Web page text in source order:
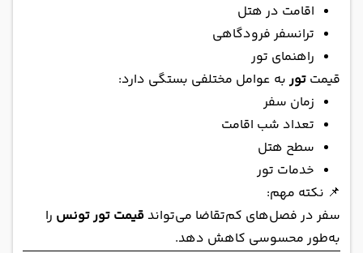
اقامت در هتل
ترانسفر فرودگاهی
راهنمای تور
قیمت توربه عوامل مختلفی بستگی دارد:
زمان سفر
تعداد شب اقامت
سطح هتل
خدمات تور
📌 نکته مهم:
سفر در فصل‌های کم‌تقاضا می‌تواندقیمت تور تونس را
به‌طور محسوسی کاهش دهد.